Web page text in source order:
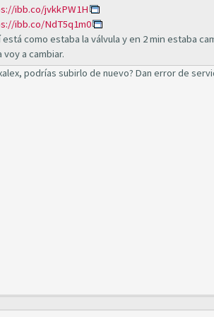
ibb.co/jvkkPW1H
ibb.co/NdT5q1m0
está como estaba la válvula y en 2 min estaba
voy a cambiar.
podrías subirlo de nuevo? Dan error de